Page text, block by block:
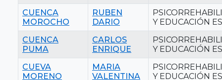
CUENCA
MOROCHO
RUBEN
DARIO
Y EDUCACIÓN
CUENCA
PUMA
CARLOS
ENRIQUE
Y EDUCACIÓN
CUEVA
MORENO
MARIA
VALENTINA
Y EDUCACIÓN